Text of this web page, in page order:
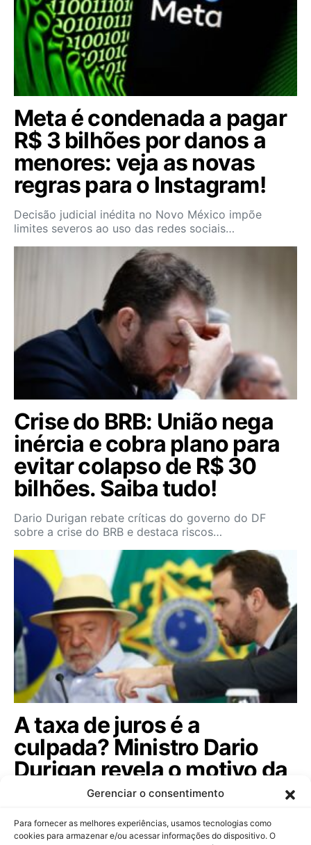
Gerenciar o consentimento
Para fornecer as melhores experiências, usamos tecnologias como
cookies para armazenar e/ou acessar informações do dispositivo. O
Meta é condenada a pagar
R$ 3 bilhões por danos a
menores: veja as novas
regras para o Instagram!
Decisão judicial inédita no Novo México impõe
limites severos ao uso das redes sociais…
Crise do BRB: União nega
inércia e cobra plano para
evitar colapso de R$ 30
bilhões. Saiba tudo!
Dario Durigan rebate críticas do governo do DF
sobre a crise do BRB e destaca riscos…
A taxa de juros é a
culpada? Ministro Dario
Durigan revela o motivo da
dívida pública subir; veja!
Ministro da Fazenda afasta rumores sobre controle
de capitais e comenta o futuro do…